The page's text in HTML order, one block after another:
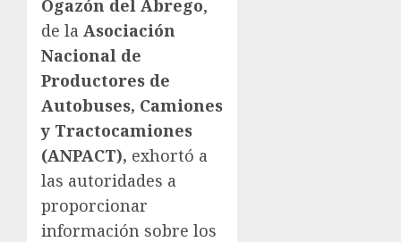
Ogazón del Abrego,
de la Asociación
Nacional de
Productores de
Autobuses, Camiones
y Tractocamiones
(ANPACT), exhortó a
las autoridades a
proporcionar
información sobre los